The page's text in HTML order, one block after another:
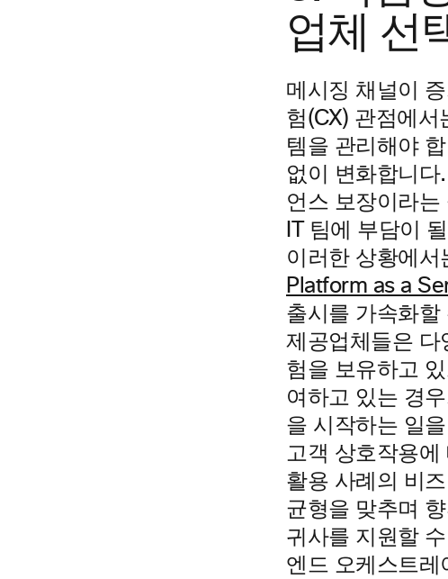
업체 선
메시징 채널이
험(CX) 관점에
템을 관리해야
없이 변화합니다
언스 보장이라
IT 팀에 부담이
이러한 상황에
Platform as a
출시를 가속화할
제공업체들은 다
험을 보유하고
여하고 있는 경
을 시작하는 일
고객 상호작용에
활용 사례의 비
균형을 맞추며
귀사를 지원할
엔드 오케스트레